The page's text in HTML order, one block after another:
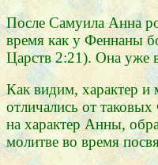
После Самуила Анна
время как у Феннаны
Царств 2:21). Она уже
Как видим, характер
отличались от
на характер Анны,
молитве во время